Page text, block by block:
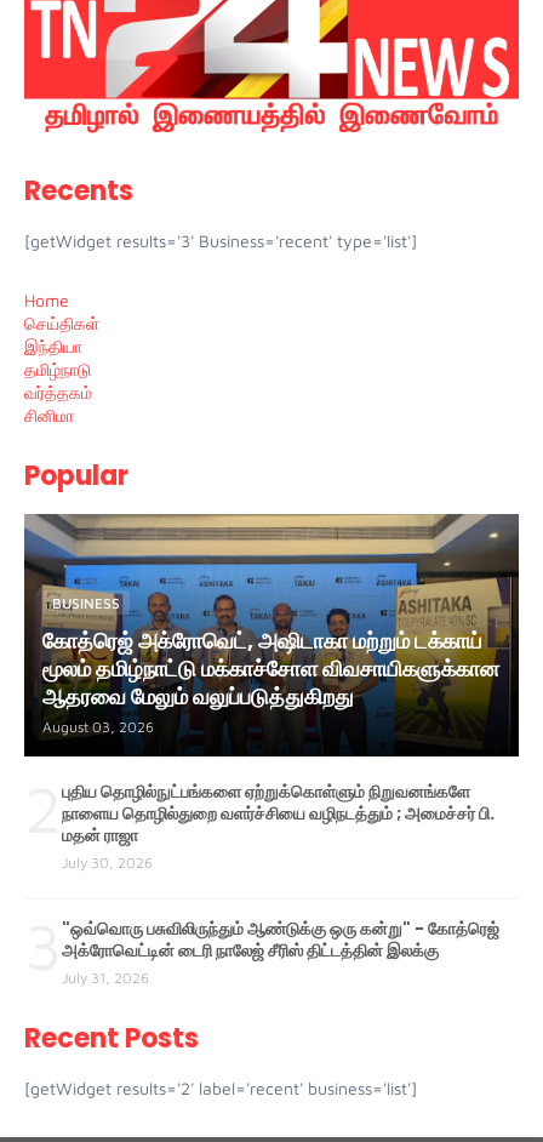
Recents
[getWidget results='3' Business='recent' type='list']
Home
செய்திகள்
இந்தியா
தமிழ்நாடு
வர்த்தகம்
சினிமா
Popular
BUSINESS
கோத்ரெஜ் அக்ரோவெட், அஷிடாகா மற்றும் டக்காய்
மூலம் தமிழ்நாட்டு மக்காச்சோள விவசாயிகளுக்கான
ஆதரவை மேலும் வலுப்படுத்துகிறது
August 03, 2026
புதிய தொழில்நுட்பங்களை ஏற்றுக்கொள்ளும் நிறுவனங்களே
நாளைய தொழில்துறை வளர்ச்சியை வழிநடத்தும் ; அமைச்சர் பி.
மதன் ராஜா
July 30, 2026
"ஒவ்வொரு பசுவிலிருந்தும் ஆண்டுக்கு ஒரு கன்று" - கோத்ரெஜ்
அக்ரோவெட்டின் டைரி நாலேஜ் சீரிஸ் திட்டத்தின் இலக்கு
July 31, 2026
Recent Posts
[getWidget results='2' label='recent' business='list']